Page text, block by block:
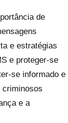
de
e estratégias
e proteger-se
se informado e
criminosos
e a